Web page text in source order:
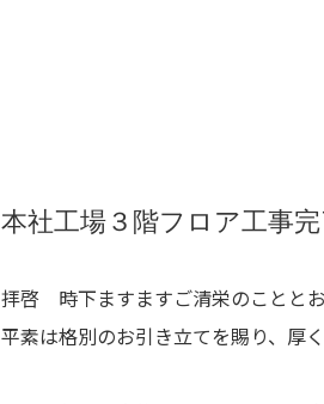
本社工場３階フロア工事
拝啓 時下ますますご清栄のこととお
平素は格別のお引き立てを賜り、厚